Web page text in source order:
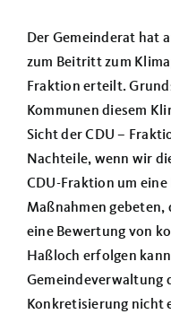
Termine
Der Gemeinderat hat
zum Beitritt zum
Fraktion erteilt.
Kommunen diesem
Sicht der CDU –
Nachteile, wenn wir
CDU-Fraktion um
Maßnahmen gebeten,
eine Bewertung von
Haßloch erfolgen
Gemeindeverwaltung
Konkretisierung nicht